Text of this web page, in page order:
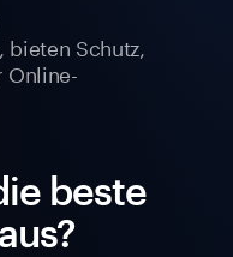
bieten Schutz,
Online-
beste